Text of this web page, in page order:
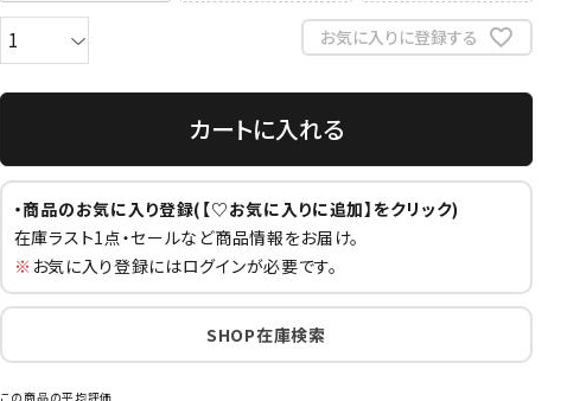
お気に入りに登録する
カートに入れる
・商品のお気に入り登録(【♡お気に入りに追加】をクリック)
在庫ラスト1点・セールなど商品情報をお届け。
※ お気に入り登録にはログインが必要です。
SHOP在庫検索